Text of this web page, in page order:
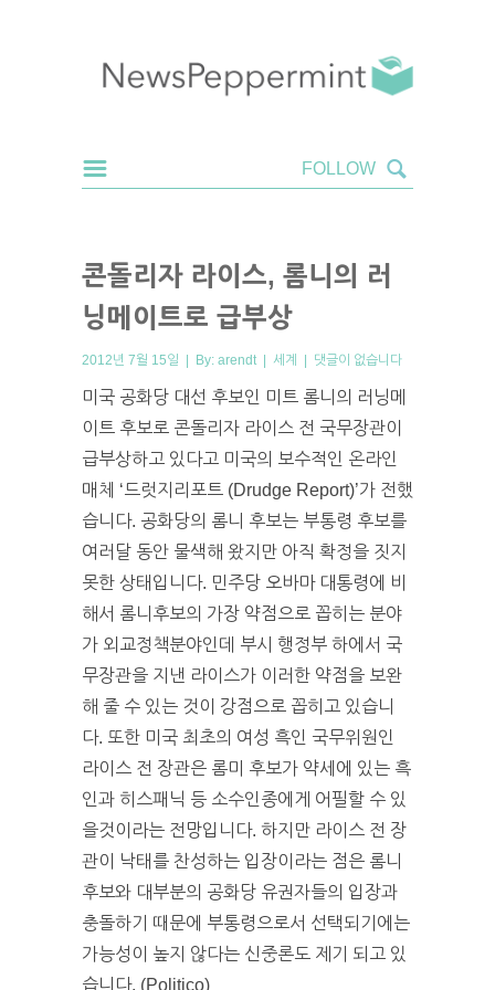
콘돌리자 라이스, 롬니의 러
닝메이트로 급부상
2012년 7월 15일 | By: arendt | 세계 | 댓글이 없습니다
미국 공화당 대선 후보인 미트 롬니의 러닝메
이트 후보로 콘돌리자 라이스 전 국무장관이
급부상하고 있다고 미국의 보수적인 온라인
매체 ‘드럿지리포트 (Drudge Report)’가 전했
습니다. 공화당의 롬니 후보는 부통령 후보를
여러달 동안 물색해 왔지만 아직 확정을 짓지
못한 상태입니다. 민주당 오바마 대통령에 비
해서 롬니후보의 가장 약점으로 꼽히는 분야
가 외교정책분야인데 부시 행정부 하에서 국
무장관을 지낸 라이스가 이러한 약점을 보완
해 줄 수 있는 것이 강점으로 꼽히고 있습니
다. 또한 미국 최초의 여성 흑인 국무위원인
라이스 전 장관은 롬미 후보가 약세에 있는 흑
인과 히스패닉 등 소수인종에게 어필할 수 있
을것이라는 전망입니다. 하지만 라이스 전 장
관이 낙태를 찬성하는 입장이라는 점은 롬니
후보와 대부분의 공화당 유권자들의 입장과
충돌하기 때문에 부통령으로서 선택되기에는
가능성이 높지 않다는 신중론도 제기 되고 있
습니다. (Politico)